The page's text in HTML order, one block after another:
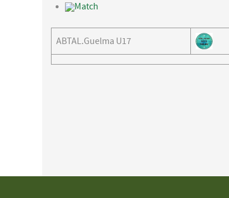
Match
ABTAL.Guelma U17